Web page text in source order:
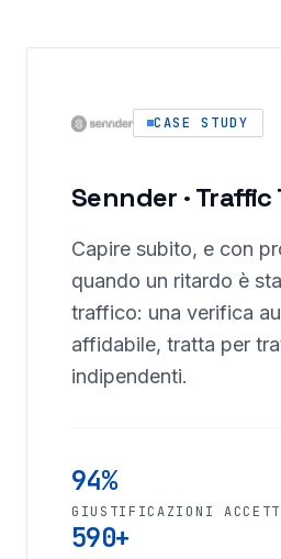
CASE STUDY
Sennder · Traffic
Capire subito, e con
quando un ritardo è
traffico: una verifica
affidabile, tratta per
indipendenti.
94%
GIUSTIFICAZIONI
590+